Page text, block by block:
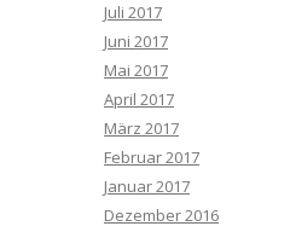
Juli 2017
Juni 2017
Mai 2017
April 2017
März 2017
Februar 2017
Januar 2017
Dezember 2016